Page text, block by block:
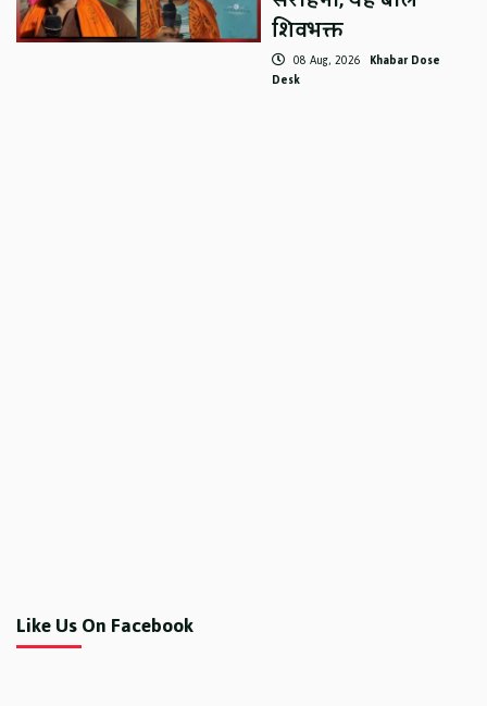
शिवभक्त
08 Aug, 2026 Khabar Dose
Desk
Like Us On Facebook